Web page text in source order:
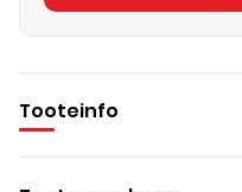
Tooteinfo